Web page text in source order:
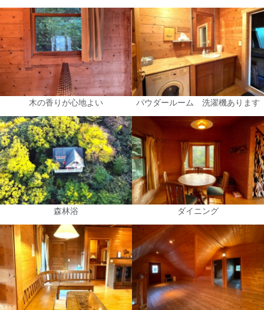
木の香りが心地よい パウダールーム 洗濯機あります
森林浴 ダイニング